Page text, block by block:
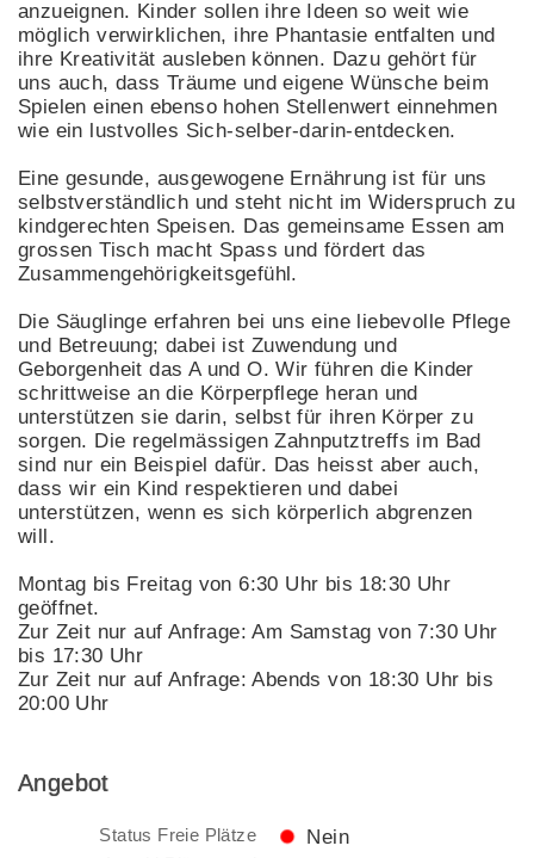
anzueignen. Kinder sollen ihre Ideen so weit wie
möglich verwirklichen, ihre Phantasie entfalten und
ihre Kreativität ausleben können. Dazu gehört für
uns auch, dass Träume und eigene Wünsche beim
Spielen einen ebenso hohen Stellenwert einnehmen
wie ein lustvolles Sich-selber-darin-entdecken.
Eine gesunde, ausgewogene Ernährung ist für uns
selbstverständlich und steht nicht im Widerspruch zu
kindgerechten Speisen. Das gemeinsame Essen am
grossen Tisch macht Spass und fördert das
Zusammengehörigkeitsgefühl.
Die Säuglinge erfahren bei uns eine liebevolle Pflege
und Betreuung; dabei ist Zuwendung und
Geborgenheit das A und O. Wir führen die Kinder
schrittweise an die Körperpflege heran und
unterstützen sie darin, selbst für ihren Körper zu
sorgen. Die regelmässigen Zahnputztreffs im Bad
sind nur ein Beispiel dafür. Das heisst aber auch,
dass wir ein Kind respektieren und dabei
unterstützen, wenn es sich körperlich abgrenzen
will.
Montag bis Freitag von 6:30 Uhr bis 18:30 Uhr
geöffnet.
Zur Zeit nur auf Anfrage: Am Samstag von 7:30 Uhr
bis 17:30 Uhr
Zur Zeit nur auf Anfrage: Abends von 18:30 Uhr bis
20:00 Uhr
Angebot
Status Freie Plätze Nein